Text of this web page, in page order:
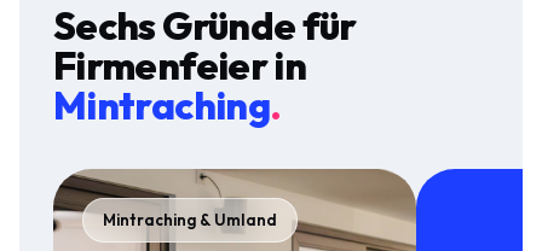
Sechs Gründe für
Firmenfeierin
Mintraching.
Mintraching & Umland